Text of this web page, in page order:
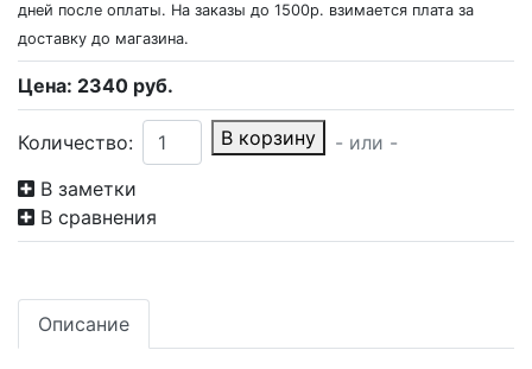
дней после оплаты. На заказы до 1500р. взимается плата за
доставку до магазина.
Цена: 2340 руб.
Количество: В корзину
- или -
В заметки
В сравнения
Описание